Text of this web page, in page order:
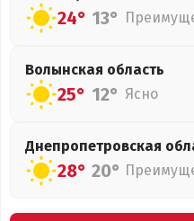
24° 13°
Волынская область
25° 12° Ясно
Днепропетровская
28° 20°